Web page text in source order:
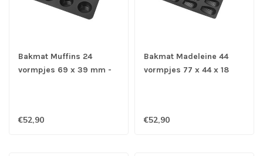
Bakmat Muffins 24
vormpjes 69 x 39 mm -
€52,90
Bakmat Madeleine 44
vormpjes 77 x 44 x 18
€52,90